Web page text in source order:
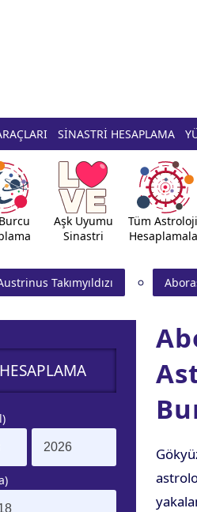
SİNASTRİ HESAPLAMA
Aşk Uyumu
Sinastri
Tüm
Takımyıldızı